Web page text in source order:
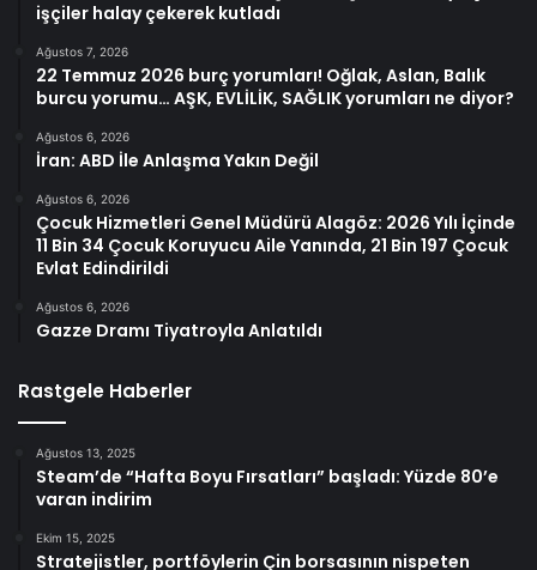
işçiler halay çekerek kutladı
Ağustos 7, 2026
22 Temmuz 2026 burç yorumları! Oğlak, Aslan, Balık
burcu yorumu… AŞK, EVLİLİK, SAĞLIK yorumları ne diyor?
Ağustos 6, 2026
İran: ABD İle Anlaşma Yakın Değil
Ağustos 6, 2026
Çocuk Hizmetleri Genel Müdürü Alagöz: 2026 Yılı İçinde
11 Bin 34 Çocuk Koruyucu Aile Yanında, 21 Bin 197 Çocuk
Evlat Edindirildi
Ağustos 6, 2026
Gazze Dramı Tiyatroyla Anlatıldı
Rastgele Haberler
Ağustos 13, 2025
Steam’de “Hafta Boyu Fırsatları” başladı: Yüzde 80’e
varan indirim
Ekim 15, 2025
Stratejistler, portföylerin Çin borsasının nispeten